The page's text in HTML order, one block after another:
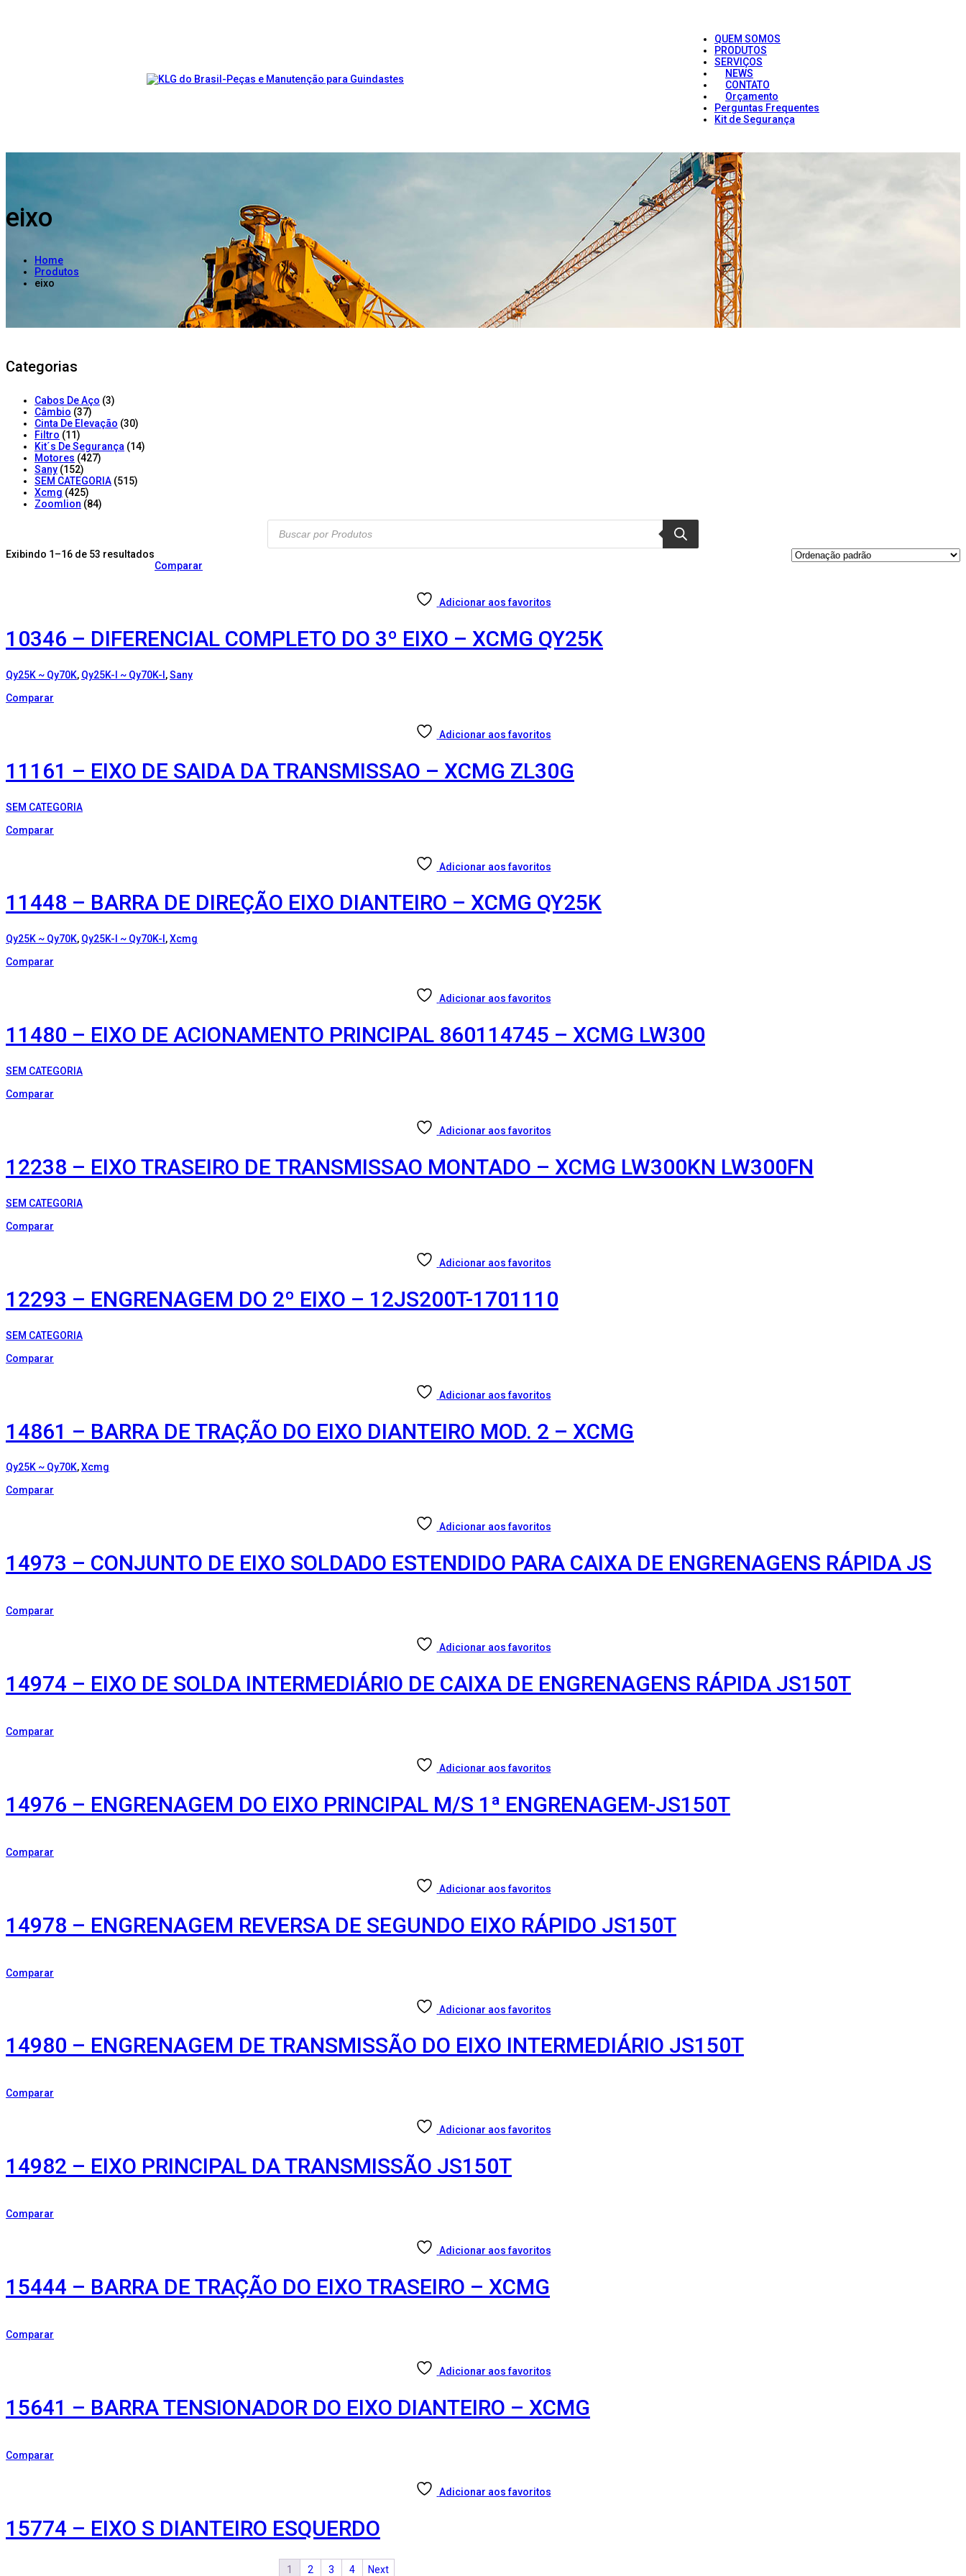
QUEM SOMOS
PRODUTOS
SERVIÇOS
NEWS
CONTATO
Orçamento
Perguntas Frequentes
Kit de Segurança
eixo
Home
Produtos
eixo
Categorias
Cabos De Aço (3)
Câmbio (37)
Cinta De Elevação (30)
Filtro (11)
Kit´s De Segurança (14)
Motores (427)
Sany (152)
SEM CATEGORIA (515)
Xcmg (425)
Zoomlion (84)
Products
search
Exibindo 1–16 de 53 resultados
Comparar
Adicionar aos favoritos
10346 – DIFERENCIAL COMPLETO DO 3º EIXO – XCMG QY25K
Qy25K ~ Qy70K, Qy25K-I ~ Qy70K-I ,Sany
Comparar
Adicionar aos favoritos
11161 – EIXO DE SAIDA DA TRANSMISSAO – XCMG ZL30G
SEM CATEGORIA
Comparar
Adicionar aos favoritos
11448 – BARRA DE DIREÇÃO EIXO DIANTEIRO – XCMG QY25K
Qy25K ~ Qy70K, Qy25K-I ~ Qy70K-I ,Xcmg
Comparar
Adicionar aos favoritos
11480 – EIXO DE ACIONAMENTO PRINCIPAL 860114745 – XCMG LW300
SEM CATEGORIA
Comparar
Adicionar aos favoritos
12238 – EIXO TRASEIRO DE TRANSMISSAO MONTADO – XCMG LW300KN LW300FN
SEM CATEGORIA
Comparar
Adicionar aos favoritos
12293 – ENGRENAGEM DO 2º EIXO – 12JS200T-1701110
SEM CATEGORIA
Comparar
Adicionar aos favoritos
14861 – BARRA DE TRAÇÃO DO EIXO DIANTEIRO MOD. 2 – XCMG
Qy25K ~ Qy70K,Xcmg
Comparar
Adicionar aos favoritos
14973 – CONJUNTO DE EIXO SOLDADO ESTENDIDO PARA CAIXA DE ENGRENAGENS RÁPIDA JS
Comparar
Adicionar aos favoritos
14974 – EIXO DE SOLDA INTERMEDIÁRIO DE CAIXA DE ENGRENAGENS RÁPIDA JS150T
Comparar
Adicionar aos favoritos
14976 – ENGRENAGEM DO EIXO PRINCIPAL M/S 1ª ENGRENAGEM-JS150T
Comparar
Adicionar aos favoritos
14978 – ENGRENAGEM REVERSA DE SEGUNDO EIXO RÁPIDO JS150T
Comparar
Adicionar aos favoritos
14980 – ENGRENAGEM DE TRANSMISSÃO DO EIXO INTERMEDIÁRIO JS150T
Comparar
Adicionar aos favoritos
14982 – EIXO PRINCIPAL DA TRANSMISSÃO JS150T
Comparar
Adicionar aos favoritos
15444 – BARRA DE TRAÇÃO DO EIXO TRASEIRO – XCMG
Comparar
Adicionar aos favoritos
15641 – BARRA TENSIONADOR DO EIXO DIANTEIRO – XCMG
Comparar
Adicionar aos favoritos
15774 – EIXO S DIANTEIRO ESQUERDO
1 2 3 4 Next